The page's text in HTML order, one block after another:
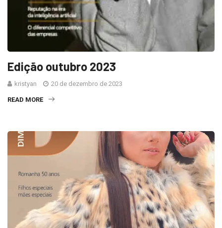
Edição outubro 2023
kristyan 20 de dezembro de 2023
READ MORE